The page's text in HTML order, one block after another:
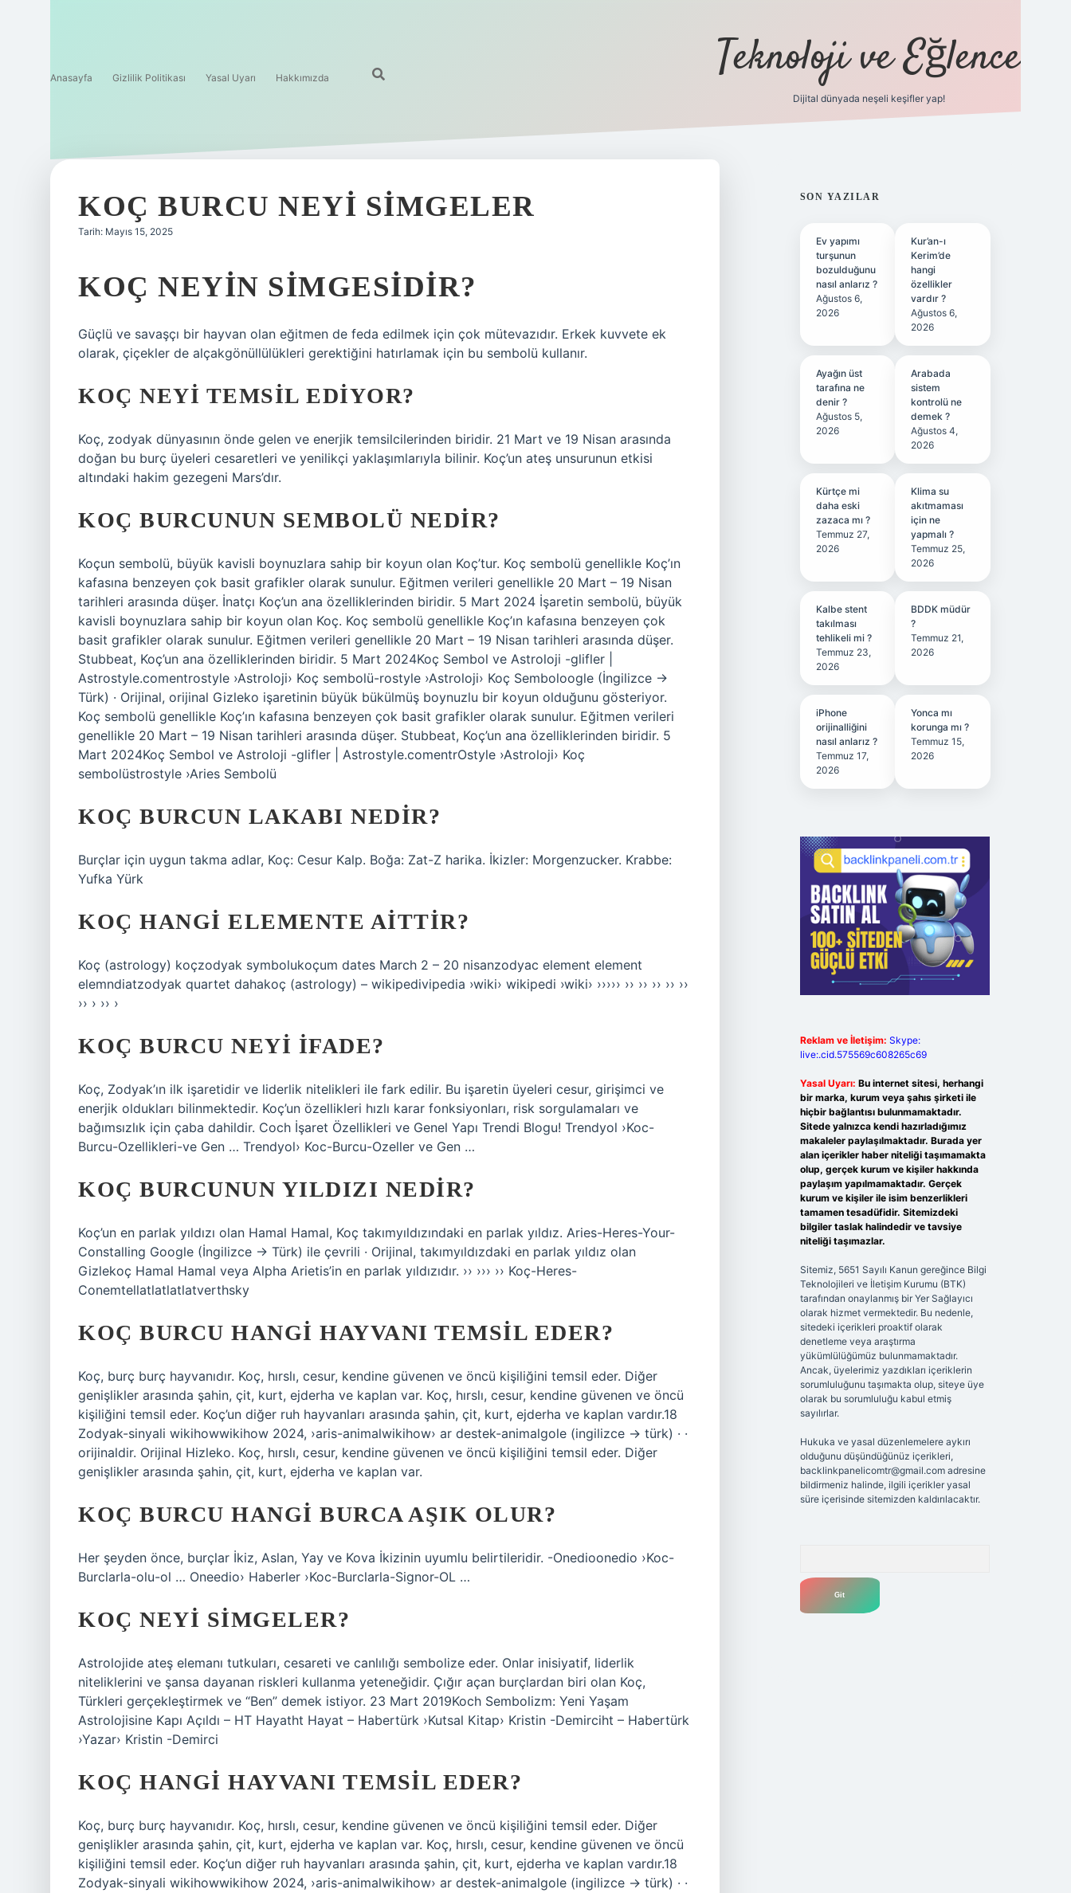
Anasayfa Gizlilik Politikası Yasal Uyarı Hakkımızda Teknoloji ve Eğlence
Dijital dünyada neşeli keşifler yap!
KOÇ BURCU NEYI SIMGELER
Tarih: Mayıs 15, 2025
KOÇ NEYIN SIMGESIDIR?
Güçlü ve savaşçı bir hayvan olan eğitmen de feda edilmek için çok mütevazıdır. Erkek kuvvete ek
olarak, çiçekler de alçakgönüllülükleri gerektiğini hatırlamak için bu sembolü kullanır.
KOÇ NEYI TEMSIL EDIYOR?
Koç, zodyak dünyasının önde gelen ve enerjik temsilcilerinden biridir. 21 Mart ve 19 Nisan arasında
doğan bu burç üyeleri cesaretleri ve yenilikçi yaklaşımlarıyla bilinir. Koç’un ateş unsurunun etkisi
altındaki hakim gezegeni Mars’dır.
KOÇ BURCUNUN SEMBOLÜ NEDIR?
Koçun sembolü, büyük kavisli boynuzlara sahip bir koyun olan Koç’tur. Koç sembolü genellikle Koç’ın
kafasına benzeyen çok basit grafikler olarak sunulur. Eğitmen verileri genellikle 20 Mart – 19 Nisan
tarihleri ​​arasında düşer. İnatçı Koç’un ana özelliklerinden biridir. 5 Mart 2024 İşaretin sembolü, büyük
kavisli boynuzlara sahip bir koyun olan Koç. Koç sembolü genellikle Koç’ın kafasına benzeyen çok
basit grafikler olarak sunulur. Eğitmen verileri genellikle 20 Mart – 19 Nisan tarihleri ​​arasında düşer.
Stubbeat, Koç’un ana özelliklerinden biridir. 5 Mart 2024Koç Sembol ve Astroloji -glifler |
Astrostyle.comentrostyle ›Astroloji› Koç sembolü-rostyle ›Astroloji› Koç Semboloogle (İngilizce →
Türk) · Orijinal, orijinal Gizleko işaretinin büyük bükülmüş boynuzlu bir koyun olduğunu gösteriyor.
Koç sembolü genellikle Koç’ın kafasına benzeyen çok basit grafikler olarak sunulur. Eğitmen verileri
genellikle 20 Mart – 19 Nisan tarihleri ​​arasında düşer. Stubbeat, Koç’un ana özelliklerinden biridir. 5
Mart 2024Koç Sembol ve Astroloji -glifler | Astrostyle.comentrOstyle ›Astroloji› Koç
sembolüstrostyle ›Aries Sembolü
KOÇ BURCUN LAKABI NEDIR?
Burçlar için uygun takma adlar, Koç: Cesur Kalp. Boğa: Zat-Z harika. İkizler: Morgenzucker. Krabbe:
Yufka Yürk
KOÇ HANGI ELEMENTE AITTIR?
Koç (astrology) koçzodyak symbolukoçum dates March 2 – 20 nisanzodyac element element
elemndiatzodyak quartet dahakoç (astrology) – wikipedivipedia ›wiki› wikipedi ›wiki› ››››› ›› ›› ›› ›› ››
›› › ›› ›
KOÇ BURCU NEYI IFADE?
Koç, Zodyak’ın ilk işaretidir ve liderlik nitelikleri ile fark edilir. Bu işaretin üyeleri cesur, girişimci ve
enerjik oldukları bilinmektedir. Koç’un özellikleri hızlı karar fonksiyonları, risk sorgulamaları ve
bağımsızlık için çaba dahildir. Coch İşaret Özellikleri ve Genel Yapı Trendi Blogu! Trendyol ›Koc-
Burcu-Ozellikleri-ve Gen … Trendyol› Koc-Burcu-Ozeller ve Gen …
KOÇ BURCUNUN YILDIZI NEDIR?
Koç’un en parlak yıldızı olan Hamal Hamal, Koç takımyıldızındaki en parlak yıldız. Aries-Heres-Your-
Constalling Google (İngilizce → Türk) ile çevrili · Orijinal, takımyıldızdaki en parlak yıldız olan
Gizlekoç Hamal Hamal veya Alpha Arietis’in en parlak yıldızıdır. ›› ››› ›› Koç-Heres-
Conemtellatlatlatlatverthsky
KOÇ BURCU HANGI HAYVANI TEMSIL EDER?
Koç, burç burç hayvanıdır. Koç, hırslı, cesur, kendine güvenen ve öncü kişiliğini temsil eder. Diğer
genişlikler arasında şahin, çit, kurt, ejderha ve kaplan var. Koç, hırslı, cesur, kendine güvenen ve öncü
kişiliğini temsil eder. Koç’un diğer ruh hayvanları arasında şahin, çit, kurt, ejderha ve kaplan vardır.18
Zodyak-sinyali wikihowwikihow 2024, ›aris-animalwikihow› ar destek-animalgole (ingilizce → türk) · ·
orijinaldir. Orijinal Hizleko. Koç, hırslı, cesur, kendine güvenen ve öncü kişiliğini temsil eder. Diğer
genişlikler arasında şahin, çit, kurt, ejderha ve kaplan var.
KOÇ BURCU HANGI BURCA AŞIK OLUR?
Her şeyden önce, burçlar İkiz, Aslan, Yay ve Kova İkizinin uyumlu belirtileridir. -Onedioonedio ›Koc-
Burclarla-olu-ol … Oneedio› Haberler ›Koc-Burclarla-Signor-OL …
KOÇ NEYI SIMGELER?
Astrolojide ateş elemanı tutkuları, cesareti ve canlılığı sembolize eder. Onlar inisiyatif, liderlik
niteliklerini ve şansa dayanan riskleri kullanma yeteneğidir. Çığır açan burçlardan biri olan Koç,
Türkleri gerçekleştirmek ve “Ben” demek istiyor. 23 Mart 2019Koch Sembolizm: Yeni Yaşam
Astrolojisine Kapı Açıldı – HT Hayatht Hayat – Habertürk ›Kutsal Kitap› Kristin -Demirciht – Habertürk
›Yazar› Kristin -Demirci
KOÇ HANGI HAYVANI TEMSIL EDER?
Koç, burç burç hayvanıdır. Koç, hırslı, cesur, kendine güvenen ve öncü kişiliğini temsil eder. Diğer
genişlikler arasında şahin, çit, kurt, ejderha ve kaplan var. Koç, hırslı, cesur, kendine güvenen ve öncü
kişiliğini temsil eder. Koç’un diğer ruh hayvanları arasında şahin, çit, kurt, ejderha ve kaplan vardır.18
Zodyak-sinyali wikihowwikihow 2024, ›aris-animalwikihow› ar destek-animalgole (ingilizce → türk) · ·
SIDEBAR
SON YAZILAR
Ev yapımı
turşunun
bozulduğunu
nasıl anlarız ?
Ağustos 6,
2026
Kur’an-ı
Kerim’de
hangi
özellikler
vardır ?
Ağustos 6,
2026
Ayağın üst
tarafına ne
denir ?
Ağustos 5,
2026
Arabada
sistem
kontrolü ne
demek ?
Ağustos 4,
2026
Kürtçe mi
daha eski
zazaca mı ?
Temmuz 27,
2026
Klima su
akıtmaması
için ne
yapmalı ?
Temmuz 25,
2026
Kalbe stent
takılması
tehlikeli mi ?
Temmuz 23,
2026
BDDK müdür
?
Temmuz 21,
2026
iPhone
orijinalliğini
nasıl anlarız ?
Temmuz 17,
2026
Yonca mı
korunga mı ?
Temmuz 15,
2026
Reklam ve İletişim: Skype:
live:.cid.575569c608265c69
Yasal Uyarı: Bu internet sitesi, herhangi
bir marka, kurum veya şahıs şirketi ile
hiçbir bağlantısı bulunmamaktadır.
Sitede yalnızca kendi hazırladığımız
makaleler paylaşılmaktadır. Burada yer
alan içerikler haber niteliği taşımamakta
olup, gerçek kurum ve kişiler hakkında
paylaşım yapılmamaktadır. Gerçek
kurum ve kişiler ile isim benzerlikleri
tamamen tesadüfidir. Sitemizdeki
bilgiler taslak halindedir ve tavsiye
niteliği taşımazlar.
Sitemiz, 5651 Sayılı Kanun gereğince Bilgi
Teknolojileri ve İletişim Kurumu (BTK)
tarafından onaylanmış bir Yer Sağlayıcı
olarak hizmet vermektedir. Bu nedenle,
sitedeki içerikleri proaktif olarak
denetleme veya araştırma
yükümlülüğümüz bulunmamaktadır.
Ancak, üyelerimiz yazdıkları içeriklerin
sorumluluğunu taşımakta olup, siteye üye
olarak bu sorumluluğu kabul etmiş
sayılırlar.
Hukuka ve yasal düzenlemelere aykırı
olduğunu düşündüğünüz içerikleri,
backlinkpanelicomtr@gmail.comadresine
bildirmeniz halinde, ilgili içerikler yasal
süre içerisinde sitemizden kaldırılacaktır.